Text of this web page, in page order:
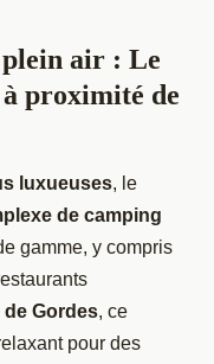
plein air : Le
proximité de
luxueuses, le
de camping
gamme, y compris
Gordes, ce
pour des